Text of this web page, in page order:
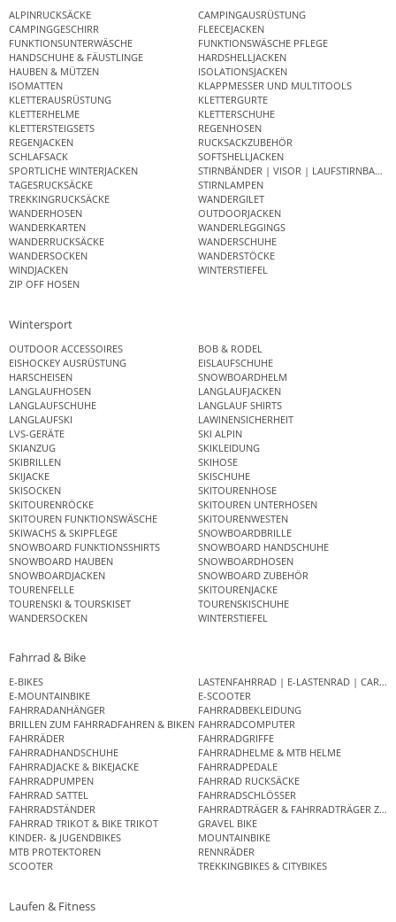
ALPINRUCKSÄCKE
CAMPINGAUSRÜSTUNG
CAMPINGGESCHIRR
FLEECEJACKEN
FUNKTIONSUNTERWÄSCHE
FUNKTIONSWÄSCHE PFLEGE
HANDSCHUHE & FÄUSTLINGE
HARDSHELLJACKEN
HAUBEN & MÜTZEN
ISOLATIONSJACKEN
ISOMATTEN
KLAPPMESSER UND MULTITOOLS
KLETTERAUSRÜSTUNG
KLETTERGURTE
KLETTERHELME
KLETTERSCHUHE
KLETTERSTEIGSETS
REGENHOSEN
REGENJACKEN
RUCKSACKZUBEHÖR
SCHLAFSACK
SOFTSHELLJACKEN
SPORTLICHE WINTERJACKEN
STIRNBÄNDER | VISOR | LAUFSTIRNBAND
TAGESRUCKSÄCKE
STIRNLAMPEN
TREKKINGRUCKSÄCKE
WANDERGILET
WANDERHOSEN
OUTDOORJACKEN
WANDERKARTEN
WANDERLEGGINGS
WANDERRUCKSÄCKE
WANDERSCHUHE
WANDERSOCKEN
WANDERSTÖCKE
WINDJACKEN
WINTERSTIEFEL
ZIP OFF HOSEN
Wintersport
OUTDOOR ACCESSOIRES
BOB & RODEL
EISHOCKEY AUSRÜSTUNG
EISLAUFSCHUHE
HARSCHEISEN
SNOWBOARDHELM
LANGLAUFHOSEN
LANGLAUFJACKEN
LANGLAUFSCHUHE
LANGLAUF SHIRTS
LANGLAUFSKI
LAWINENSICHERHEIT
LVS-GERÄTE
SKI ALPIN
SKIANZUG
SKIKLEIDUNG
SKIBRILLEN
SKIHOSE
SKIJACKE
SKISCHUHE
SKISOCKEN
SKITOURENHOSE
SKITOURENRÖCKE
SKITOUREN UNTERHOSEN
SKITOUREN FUNKTIONSWÄSCHE
SKITOURENWESTEN
SKIWACHS & SKIPFLEGE
SNOWBOARDBRILLE
SNOWBOARD FUNKTIONSSHIRTS
SNOWBOARD HANDSCHUHE
SNOWBOARD HAUBEN
SNOWBOARDHOSEN
SNOWBOARDJACKEN
SNOWBOARD ZUBEHÖR
TOURENFELLE
SKITOURENJACKE
TOURENSKI & TOURSKISET
TOURENSKISCHUHE
WANDERSOCKEN
WINTERSTIEFEL
Fahrrad & Bike
E-BIKES
LASTENFAHRRAD | E-LASTENRAD |
E-MOUNTAINBIKE
E-SCOOTER
FAHRRADANHÄNGER
FAHRRADBEKLEIDUNG
BRILLEN ZUM FAHRRADFAHREN & BIKEN FAHRRADCOMPUTER
FAHRRÄDER
FAHRRADGRIFFE
FAHRRADHANDSCHUHE
FAHRRADHELME & MTB HELME
FAHRRADJACKE & BIKEJACKE
FAHRRADPEDALE
FAHRRADPUMPEN
FAHRRAD RUCKSÄCKE
FAHRRAD SATTEL
FAHRRADSCHLÖSSER
FAHRRADSTÄNDER
FAHRRADTRÄGER & FAHRRADTRÄGER
FAHRRAD TRIKOT & BIKE TRIKOT
GRAVEL BIKE
KINDER- & JUGENDBIKES
MOUNTAINBIKE
MTB PROTEKTOREN
RENNRÄDER
SCOOTER
TREKKINGBIKES & CITYBIKES
Laufen & Fitness